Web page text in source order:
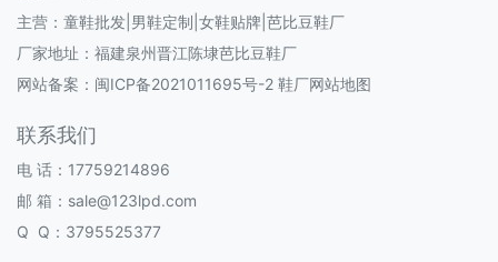
主营：童鞋批发|男鞋定制|女鞋贴牌|芭比豆鞋厂
厂家地址：福建泉州晋江陈埭芭比豆鞋厂
网站备案： 闽ICP备2021011695号-2 鞋厂网站地图
联系我们
电 话：17759214896
邮 箱：sale@123lpd.com
Q Q：3795525377